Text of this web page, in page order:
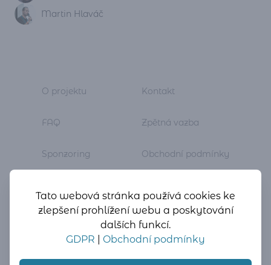
Martin Hlaváč
O projektu
FAQ
Sponzoring
Kontakt
Zpětná vazba
Obchodní podmínky
Tato webová stránka používá cookies ke
zlepšení prohlížení webu a poskytování
dalších funkcí.
GDPR
Obchodní podmínky